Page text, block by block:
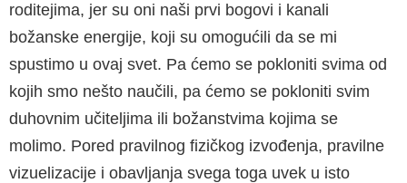
roditejima, jer su oni naši prvi bogovi i kanali
božanske energije, koji su omogućili da se mi
spustimo u ovaj svet. Pa ćemo se pokloniti svima od
kojih smo nešto naučili, pa ćemo se pokloniti svim
duhovnim učiteljima ili božanstvima kojima se
molimo. Pored pravilnog fizičkog izvođenja, pravilne
vizuelizacije i obavljanja svega toga uvek u isto